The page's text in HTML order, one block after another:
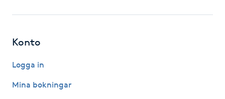
Kemisk peeling
Keratinbehandling
Konto
Logga in
Mina bokningar